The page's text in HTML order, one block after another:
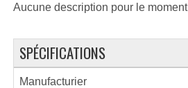
Aucune description pour le moment
SPÉCIFICATIONS
Manufacturier